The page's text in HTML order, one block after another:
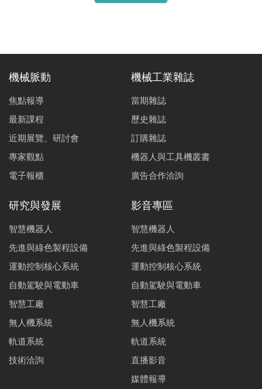
機械脈動
焦點報導
最新課程
近期展覽、研討會
專家觀點
電子報櫃
機械工業雜誌
當期雜誌
歷史雜誌
訂購雜誌
機器人與工具機叢書
廣告合作洽詢
研究與發展
智慧機器人
先進與綠色製程設備
運動控制核心系統
自動駕駛與電動車
智慧工廠
無人機系統
軌道系統
技術洽詢
影音專區
智慧機器人
先進與綠色製程設備
運動控制核心系統
自動駕駛與電動車
智慧工廠
無人機系統
軌道系統
直播影音
媒體報導